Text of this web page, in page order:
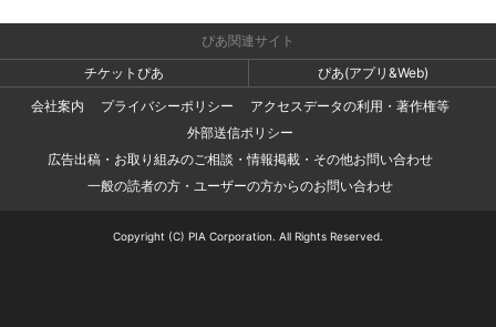
ぴあ関連サイト
チケットぴあ
ぴあ(アプリ&Web)
会社案内
プライバシーポリシー
アクセスデータの利用・著作権等
外部送信ポリシー
広告出稿・お取り組みのご相談・情報掲載・その他お問い合わせ
一般の読者の方・ユーザーの方からのお問い合わせ
Copyright (C) PIA Corporation. All Rights Reserved.